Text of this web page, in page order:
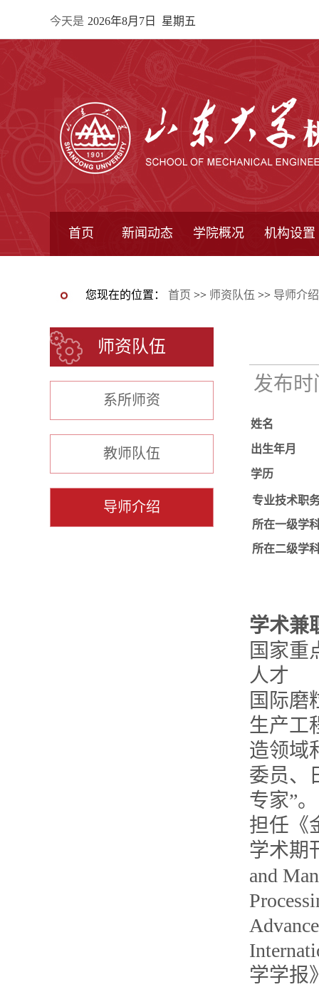
今天是 2026年8月7日 星期五
首页 新闻动态 学院概况 机构设置
您现在的位置： 首页 >> 师资队伍 >> 导师介绍
师资队伍
系所师资
教师队伍
导师介绍
发布
姓名
出生年月
学历
专业技术职
所在一级学
所在二级学
学术兼
国家重
人才
国际磨
生产工
造领域
委员、
专家”。
担任《
学术期
and
学学报